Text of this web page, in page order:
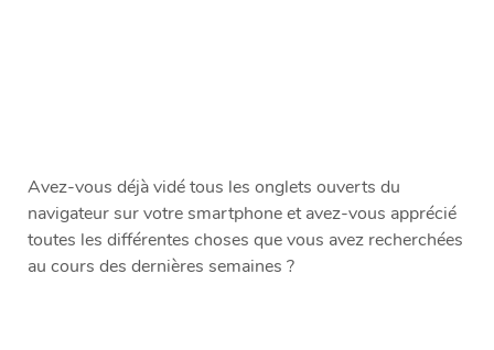
Avez-vous déjà vidé tous les onglets ouverts du
navigateur sur votre smartphone et avez-vous apprécié
toutes les différentes choses que vous avez recherchées
au cours des dernières semaines ?